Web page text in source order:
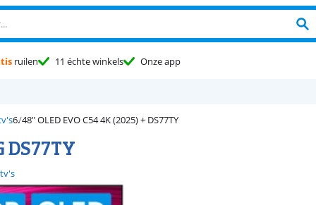
ruilen 11 échte winkels Onze app
48" OLED EVO C54 4K (2025) + DS77TY
DS77TY